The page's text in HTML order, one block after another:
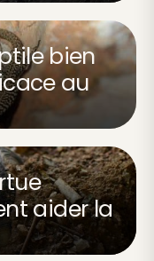
bien
au
aider la